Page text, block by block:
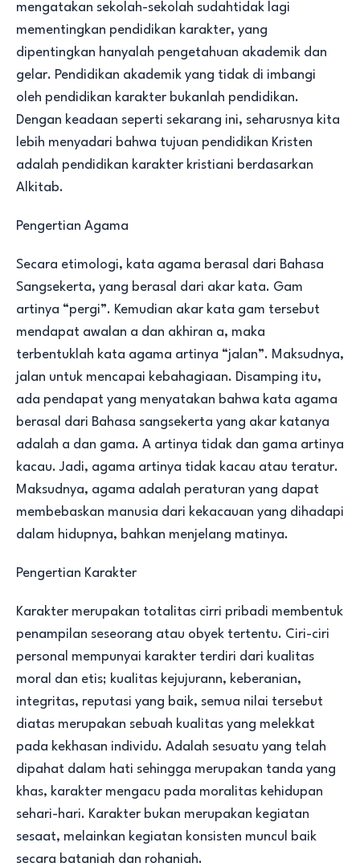
mengatakan sekolah-sekolah sudahtidak lagi
mementingkan pendidikan karakter, yang
dipentingkan hanyalah pengetahuan akademik dan
gelar. Pendidikan akademik yang tidak di imbangi
oleh pendidikan karakter bukanlah pendidikan.
Dengan keadaan seperti sekarang ini, seharusnya kita
lebih menyadari bahwa tujuan pendidikan Kristen
adalah pendidikan karakter kristiani berdasarkan
Alkitab.
Pengertian Agama
Secara etimologi, kata agama berasal dari Bahasa
Sangsekerta, yang berasal dari akar kata. Gam
artinya “pergi”. Kemudian akar kata gam tersebut
mendapat awalan a dan akhiran a, maka
terbentuklah kata agama artinya “jalan”. Maksudnya,
jalan untuk mencapai kebahagiaan. Disamping itu,
ada pendapat yang menyatakan bahwa kata agama
berasal dari Bahasa sangsekerta yang akar katanya
adalah a dan gama. A artinya tidak dan gama artinya
kacau. Jadi, agama artinya tidak kacau atau teratur.
Maksudnya, agama adalah peraturan yang dapat
membebaskan manusia dari kekacauan yang dihadapi
dalam hidupnya, bahkan menjelang matinya.
Pengertian Karakter
Karakter merupakan totalitas cirri pribadi membentuk
penampilan seseorang atau obyek tertentu. Ciri-ciri
personal mempunyai karakter terdiri dari kualitas
moral dan etis; kualitas kejujurann, keberanian,
integritas, reputasi yang baik, semua nilai tersebut
diatas merupakan sebuah kualitas yang melekkat
pada kekhasan individu. Adalah sesuatu yang telah
dipahat dalam hati sehingga merupakan tanda yang
khas, karakter mengacu pada moralitas kehidupan
sehari-hari. Karakter bukan merupakan kegiatan
sesaat, melainkan kegiatan konsisten muncul baik
secara bataniah dan rohaniah.